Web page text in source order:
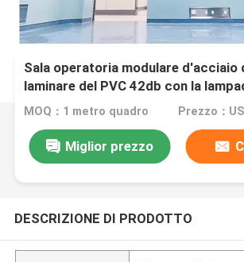
Sala operatoria modulare d'acciaio
laminare del PVC 42db con la
Shadowless della chirurgia
MOQ：1 metro quadro
Miglior prezzo
DESCRIZIONE DI PRODOTTO